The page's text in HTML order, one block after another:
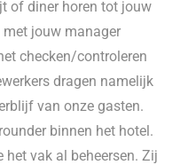
of diner horen tot jouw
met jouw manager
checken/controleren
dragen namelijk
van onze gasten.
binnen het hotel.
vak al beheersen. Zij